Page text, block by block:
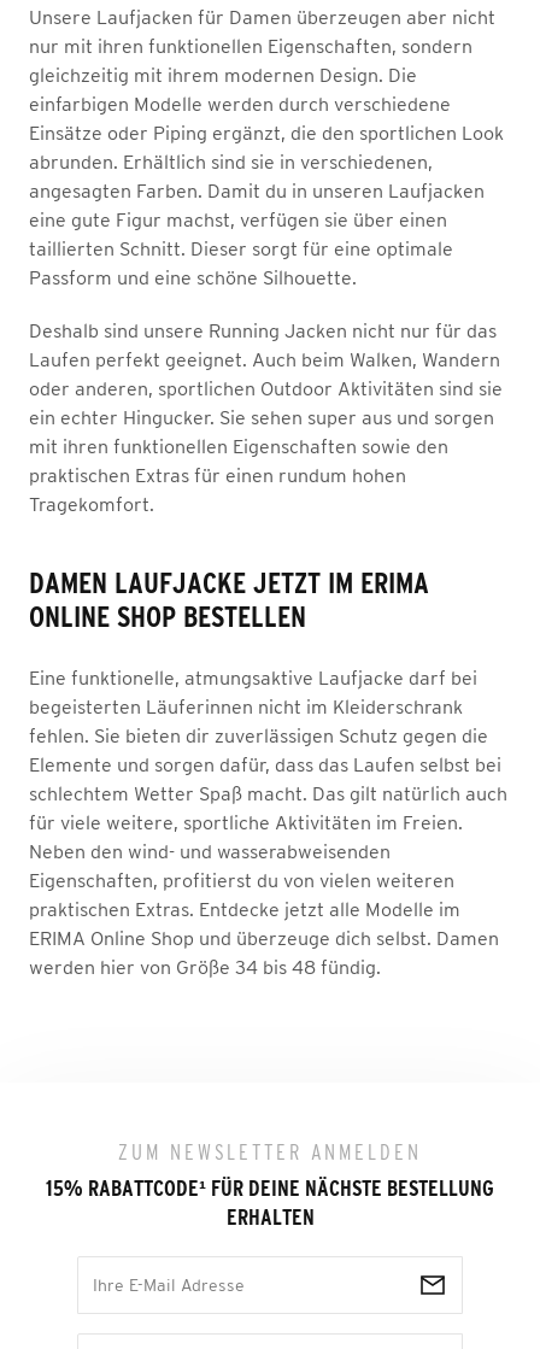
Unsere Laufjacken für Damen überzeugen aber nicht
nur mit ihren funktionellen Eigenschaften, sondern
gleichzeitig mit ihrem modernen Design. Die
einfarbigen Modelle werden durch verschiedene
Einsätze oder Piping ergänzt, die den sportlichen Look
abrunden. Erhältlich sind sie in verschiedenen,
angesagten Farben. Damit du in unseren Laufjacken
eine gute Figur machst, verfügen sie über einen
taillierten Schnitt. Dieser sorgt für eine optimale
Passform und eine schöne Silhouette.
Deshalb sind unsere Running Jacken nicht nur für das
Laufen perfekt geeignet. Auch beim Walken, Wandern
oder anderen, sportlichen Outdoor Aktivitäten sind sie
ein echter Hingucker. Sie sehen super aus und sorgen
mit ihren funktionellen Eigenschaften sowie den
praktischen Extras für einen rundum hohen
Tragekomfort.
DAMEN LAUFJACKE JETZT IM ERIMA
ONLINE SHOP BESTELLEN
Eine funktionelle, atmungsaktive Laufjacke darf bei
begeisterten Läuferinnen nicht im Kleiderschrank
fehlen. Sie bieten dir zuverlässigen Schutz gegen die
Elemente und sorgen dafür, dass das Laufen selbst bei
schlechtem Wetter Spaß macht. Das gilt natürlich auch
für viele weitere, sportliche Aktivitäten im Freien.
Neben den wind- und wasserabweisenden
Eigenschaften, profitierst du von vielen weiteren
praktischen Extras. Entdecke jetzt alle Modelle im
ERIMA Online Shop und überzeuge dich selbst. Damen
werden hier von Größe 34 bis 48 fündig.
ZUM NEWSLETTER ANMELDEN
15% RABATTCODE¹ FÜR DEINE NÄCHSTE BESTELLUNG
ERHALTEN